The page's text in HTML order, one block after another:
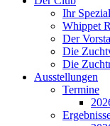
Ihr
Whippet
Der
Die
Die
Ausstellungen
Termine